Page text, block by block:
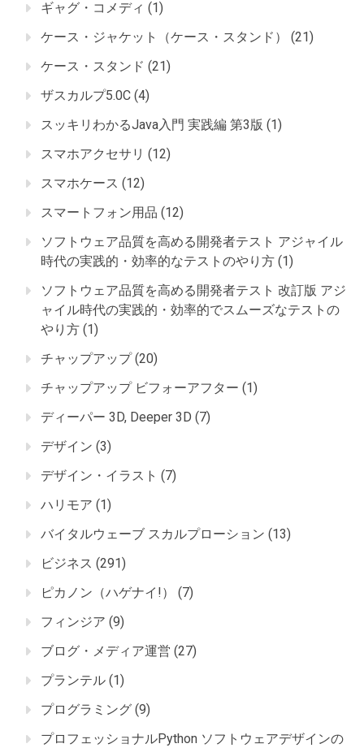
ギャグ・コメディ (1)
ケース・ジャケット（ケース・スタンド）
(21)
ケース・スタンド (21)
ザスカルプ5.0C (4)
スッキリわかるJava入門 実践編 第3版 (1)
スマホアクセサリ (12)
スマホケース (12)
スマートフォン用品 (12)
ソフトウェア品質を高める開発者テスト アジャイル
時代の実践的・効率的なテストのやり方 (1)
ソフトウェア品質を高める開発者テスト 改訂版 アジ
ャイル時代の実践的・効率的でスムーズなテストの
やり方 (1)
チャップアップ(20)
チャップアップ ビフォーアフター (1)
ディーパー 3D, Deeper 3D (7)
デザイン (3)
デザイン・イラスト (7)
ハリモア (1)
バイタルウェーブ スカルプローション (13)
ビジネス (291)
ピカノン（ハゲナイ!）
(7)
フィンジア (9)
ブログ・メディア運営 (27)
プランテル (1)
プログラミング (9)
プロフェッショナルPython ソフトウェアデザインの